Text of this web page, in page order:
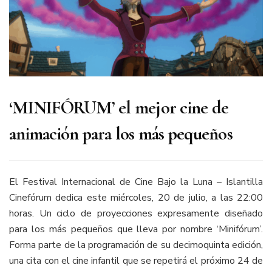
‘MINIFÓRUM’ el mejor cine de
animación para los más pequeños
El Festival Internacional de Cine Bajo la Luna – Islantilla
Cinefórum dedica este miércoles, 20 de julio, a las 22:00
horas. Un ciclo de proyecciones expresamente diseñado
para los más pequeños que lleva por nombre ‘Minifórum’.
Forma parte de la programación de su decimoquinta edición,
una cita con el cine infantil que se repetirá el próximo 24 de